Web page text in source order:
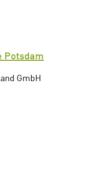
Potsdam
GmbH